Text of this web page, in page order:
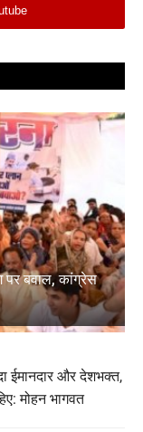
पर बवाल, कांग्रेस
ईमानदार और देशभक्त,
मोहन भागवत